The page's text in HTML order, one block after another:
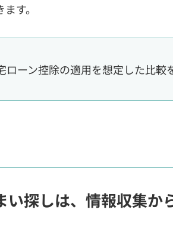
す。
ーン控除の適用を想定した比較
い探しは、情報収集か